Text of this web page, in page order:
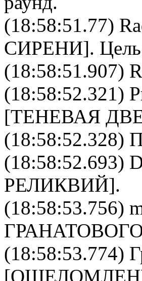
(18:58:51.77)
СИРЕНИ].
(18:58:51.907)
(18:58:52.321)
[ТЕНЕВАЯ
(18:58:52.328)
(18:58:52.693)
РЕЛИКВИЙ].
(18:58:53.756)
(18:58:53.774)
[